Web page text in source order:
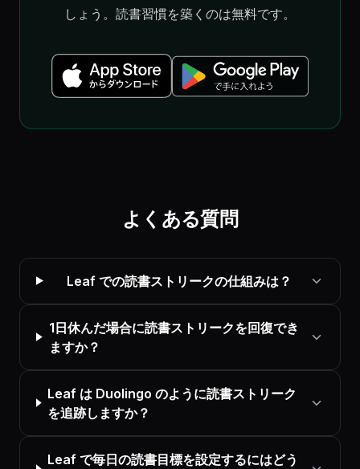
しょう。読書習慣を築くのは無料です。
よくある質問
Leaf での読書ストリークの仕組みは？
1日休んだ場合に読書ストリークを回復でき
ますか？
Leaf は Duolingo のように読書ストリーク
を追跡しますか？
Leaf で毎日の読書目標を設定するにはどう